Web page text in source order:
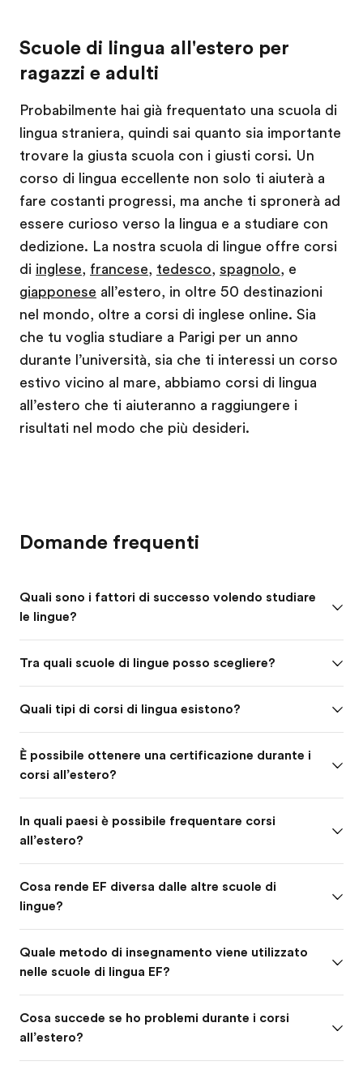
Scuole di lingua all'estero per
ragazzi e adulti
Probabilmente hai già frequentato una scuola di
lingua straniera, quindi sai quanto sia importante
trovare la giusta scuola con i giusti corsi. Un
corso di lingua eccellente non solo ti aiuterà a
fare costanti progressi, ma anche ti spronerà ad
essere curioso verso la lingua e a studiare con
dedizione. La nostra scuola di lingue offre corsi
di inglese, francese, tedesco, spagnolo, e
giapponese all’estero, in oltre 50 destinazioni
nel mondo, oltre a corsi di inglese online. Sia
che tu voglia studiare a Parigi per un anno
durante l’università, sia che ti interessi un corso
estivo vicino al mare, abbiamo corsi di lingua
all’estero che ti aiuteranno a raggiungere i
risultati nel modo che più desideri.
Domande frequenti
Quali sono i fattori di successo volendo studiare
le lingue?
Tra quali scuole di lingue posso scegliere?
Quali tipi di corsi di lingua esistono?
È possibile ottenere una certificazione durante i
corsi all’estero?
In quali paesi è possibile frequentare corsi
all’estero?
Cosa rende EF diversa dalle altre scuole di
lingue?
Quale metodo di insegnamento viene utilizzato
nelle scuole di lingua EF?
Cosa succede se ho problemi durante i corsi
all’estero?